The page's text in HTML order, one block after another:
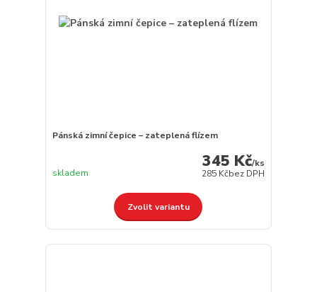
Pánská zimní čepice – zateplená flízem
345 Kč/ks
285 Kčbez DPH
skladem
Zvolit variantu